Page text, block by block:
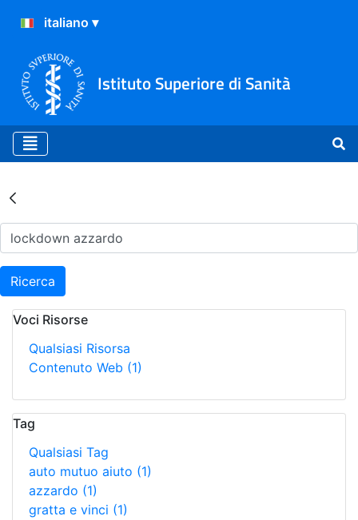
Istituto Superiore di Sanità
Risultati della Ricerca -
Ricerca
Voci Risorse
Qualsiasi Risorsa
Contenuto Web (1)
Tag
Qualsiasi Tag
auto mutuo aiuto (1)
azzardo (1)
gratta e vinci (1)